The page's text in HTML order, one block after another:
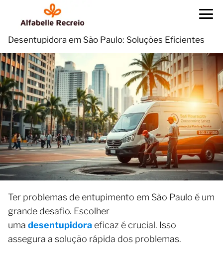
Desentupidora em São Paulo: Soluções Eficientes
Ter problemas de entupimento em São Paulo é um
grande desafio. Escolher
uma desentupidora eficaz é crucial. Isso
assegura a solução rápida dos problemas.